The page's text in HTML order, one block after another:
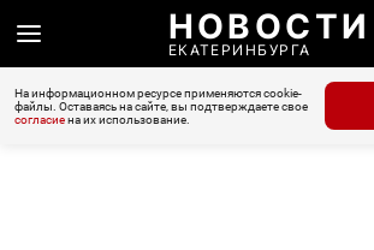
НОВОСТИ
ЕКАТЕРИНБУРГА
На информационном ресурсе применяются cookie-
файлы. Оставаясь на сайте, вы подтверждаете свое
согласиена их использование.